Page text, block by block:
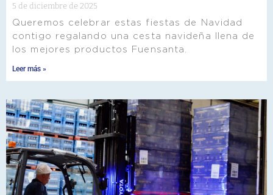
5 de diciembre de 2025
Queremos celebrar estas fiestas de Navidad
contigo regalando una cesta navideña llena de
los mejores productos Fuensanta.
Leer más »